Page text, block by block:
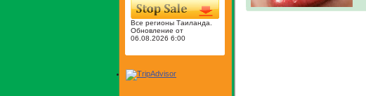
Все регионы Таиланда.
Обновление от
06.08.2026 6:00